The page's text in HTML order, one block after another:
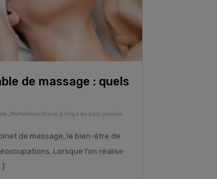
de massage : quels
, Protection literie & linge de bain jetable
de massage, le bien-être de
Lorsque l’on réalise